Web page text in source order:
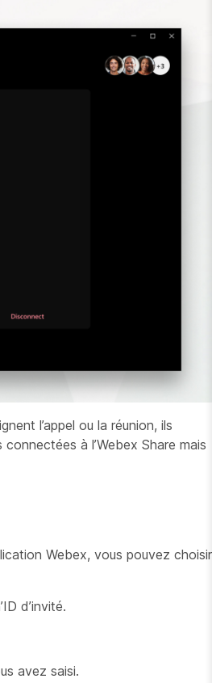
l’appel ou la réunion, ils
à l’Webex Share mais
Webex, vous pouvez choisir
d’invité.
avez saisi.